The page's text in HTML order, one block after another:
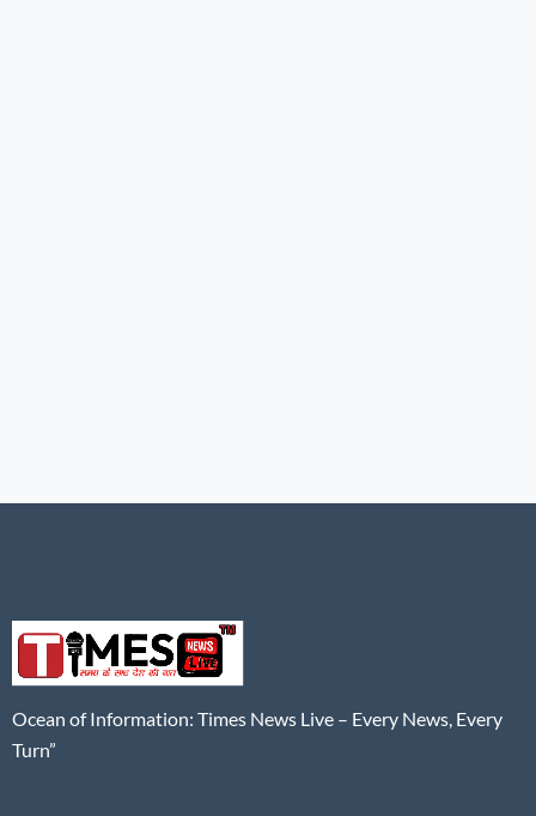
Ocean of Information: Times News Live – Every News, Every
Turn”